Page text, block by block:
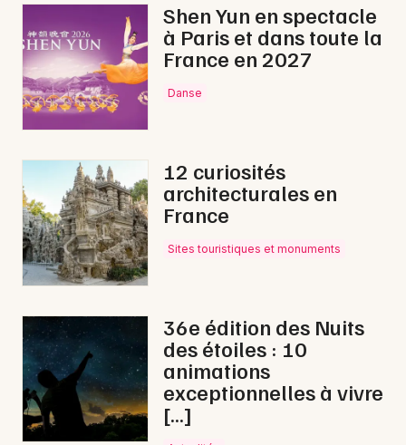
Sorties & loisirs
Pop / folk dans le Jura
Pop / folk en Franche-Comté
Pop / folk en Bourgogne-Franche-Comté
Newsletter des sorties
Artistes en tournée
Actus à Saint-Claude
Magazine à Saint-Claude
Shen Yun en spectacle
à Paris et dans toute la
France en 2027
Danse
12 curiosités
architecturales en
France
Sites touristiques et monuments
36e édition des Nuits
des étoiles : 10
animations
exceptionnelles à vivre
[…]